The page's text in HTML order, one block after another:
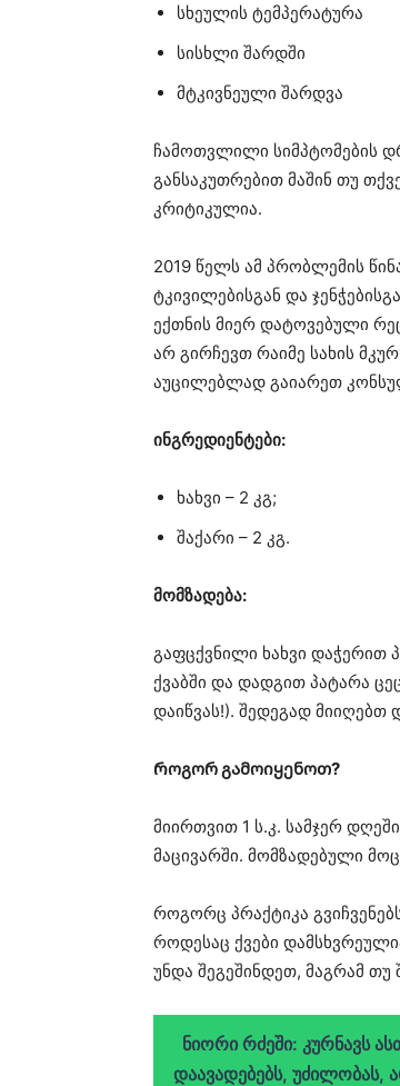
სხეულის ტემპერატურა
სისხლი შარდში
მტკივნეული შარდვა
ჩამოთვლილი სიმპტომების
განსაკუთრებით მაშინ თუ
კრიტიკულია.
2019 წელს ამ პრობლემის
ტკივილებისგან და
ექთნის მიერ დატოვებული
არ გირჩევთ რაიმე სახის
აუცილებლად გაიარეთ
ინგრედიენტები:
ხახვი – 2 კგ;
შაქარი – 2 კგ.
მომზადება:
გაფცქვნილი ხახვი დაჭერით
ქვაბში და დადგით პატარა
დაიწვას!). შედეგად
Როგორ გამოიყენოთ?
მიირთვით 1 ს.კ. სამჯერ
მაცივარში. მომზადებული
როგორც პრაქტიკა
როდესაც ქვები
უნდა შეგეშინდეთ, მაგრამ თუ
ნიორი რძეში: კურნავს
დაავადებებს, უძილობას,